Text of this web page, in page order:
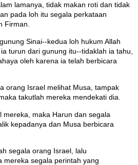
lamanya, tidak makan roti dan tidak
pada loh itu segala perkataan
Firman.
Sinai--kedua loh hukum Allah
turun dari gunung itu--tidaklah ia tahu,
oleh karena ia telah berbicara
orang Israel melihat Musa, tampak
takutlah mereka mendekati dia.
mereka, maka Harun dan segala
kepadanya dan Musa berbicara
segala orang Israel, lalu
mereka segala perintah yang